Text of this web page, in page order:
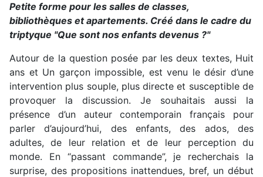
Petite forme pour les salles de classes,
bibliothèques et apartements. Créé dans le cadre du
triptyque "Que sont nos enfants devenus ?"
Autour de la question posée par les deux textes, Huit
ans et Un garçon impossible, est venu le désir d’une
intervention plus souple, plus directe et susceptible de
provoquer la discussion. Je souhaitais aussi la
présence d’un auteur contemporain français pour
parler d’aujourd’hui, des enfants, des ados, des
adultes, de leur relation et de leur perception du
monde. En “passant commande”, je recherchais la
surprise, des propositions inattendues, bref, un début